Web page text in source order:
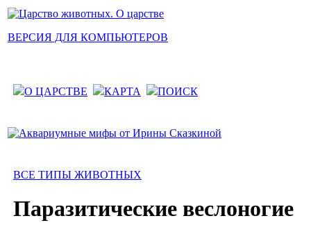
ВЕРСИЯ ДЛЯ КОМПЬЮТЕРОВ
О ЦАРСТВЕ КАРТА ПОИСК
ВСЕ ТИПЫ ЖИВОТНЫХ
Паразитические веслоногие